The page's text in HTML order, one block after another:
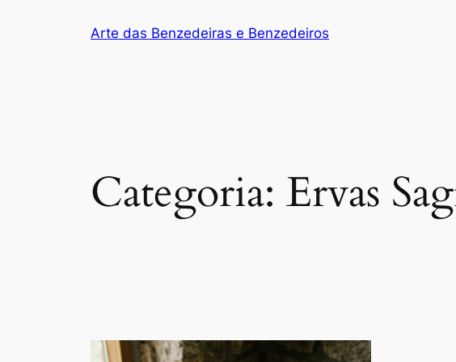
Arte das Benzedeiras e Benzedeiros
Categoria: Ervas